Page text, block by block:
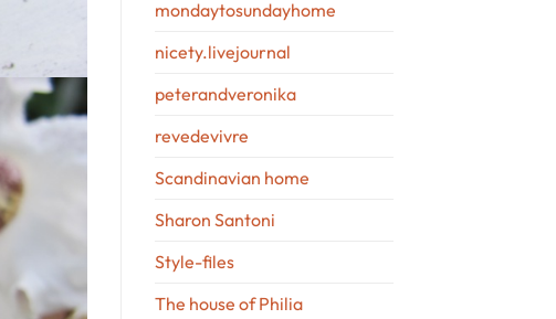
mondaytosundayhome
nicety.livejournal
peterandveronika
revedevivre
Scandinavian home
Sharon Santoni
Style-files
The house of Philia